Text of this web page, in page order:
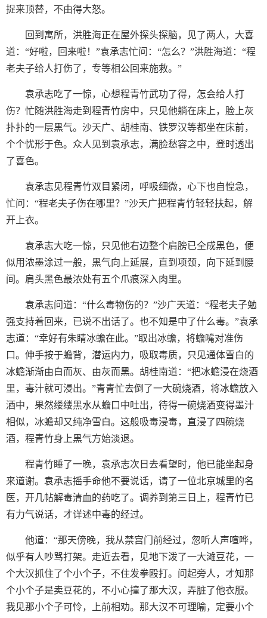
捉来顶替，不由得大怒。
回到寓所，洪胜海正在屋外探头探脑，见了两人，大喜
道：“好啦，回来啦！”袁承志忙问：“怎么？”洪胜海道：“程
老夫子给人打伤了，专等相公回来施救。”
袁承志吃了一惊，心想程青竹武功了得，怎会给人打
伤？忙随洪胜海走到程青竹房中，只见他躺在床上，脸上灰
扑扑的一层黑气。沙天广、胡桂南、铁罗汉等都坐在床前，
个个忧形于色。众人见到袁承志，满脸愁容之中，登时透出
了喜色。
袁承志见程青竹双目紧闭，呼吸细微，心下也自惶急，
忙问：“程老夫子伤在哪里？”沙天广把程青竹轻轻扶起，解
开上衣。
袁承志大吃一惊，只见他右边整个肩膀已全成黑色，便
似用浓墨涂过一般，黑气向上延展，直到项颈，向下延到腰
间。肩头黑色最浓处有五个爪痕深入肉里。
袁承志问道：“什么毒物伤的？”沙广天道：“程老夫子勉
强支持着回来，已说不出话了。也不知是中了什么毒。”袁承
志道：“幸好有朱睛冰蟾在此。”取出冰蟾，将蟾嘴对准伤
口。伸手按于蟾背，潜运内力，吸取毒质，只见通体雪白的
冰蟾渐渐由白而灰、由灰而黑。胡桂南道：“把冰蟾浸在烧酒
里，毒汁就可浸出。”青青忙去倒了一大碗烧酒，将冰蟾放入
酒中，果然缕缕黑水从蟾口中吐出，待得一碗烧酒变得墨汁
相似，冰蟾却又纯净雪白。这般吸毒浸毒，直浸了四碗烧
酒，程青竹身上黑气方始淡退。
程青竹睡了一晚，袁承志次日去看望时，他已能坐起身
来道谢。袁承志摇手命他不要说话，请了一位北京城里的名
医，开几帖解毒清血的药吃了。调养到第三日上，程青竹已
有力气说话，才详述中毒的经过。
他道：“那天傍晚，我从禁宫门前经过，忽听人声喧哗，
似乎有人吵骂打架。走近去看，见地下泼了一大滩豆花，一
个大汉抓住了个小个子，不住发拳殴打。问起旁人，才知那
个小个子是卖豆花的，不小心撞了那大汉，弄脏了他衣服。
我见那小个子可怜，上前相劝。那大汉不可理喻，定要小个